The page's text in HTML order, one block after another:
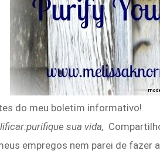
do meu boletim informativo!
sua vida,
empregos nem parei de